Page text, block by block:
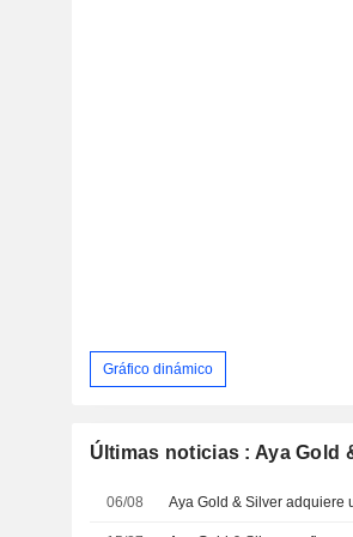
Gráfico dinámico
Últimas noticias : Aya Gold
06/08 Aya Gold & Silver adquiere